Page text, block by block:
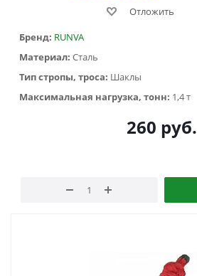
Отложить
Бренд: RUNVA
Материал: Сталь
Тип стропы, троса: Шаклы
Максимальная нагрузка, тонн: 1,4 т
260 руб.